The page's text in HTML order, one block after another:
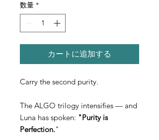
数量 *
カートに追加する
Carry the second purity.
The ALGO trilogy intensifies — and
Luna has spoken: "Purity is
Perfection."